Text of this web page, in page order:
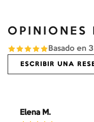
OPINIONES
Basado en 3
ESCRIBIR UNA
Elena M.